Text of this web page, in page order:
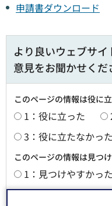
申請書ダウンロード
より良いウェブサ
意見をお聞かせくだ
このページの情報は役に
1：役に立った
3：役に立たなかった
このページの情報は見つ
1：見つけやすかった
3：見つけにくかっ